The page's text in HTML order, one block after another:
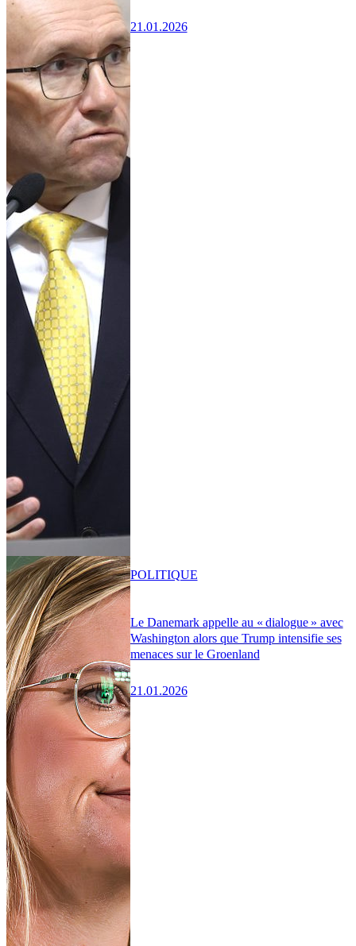
21.01.2026
Le Danemark appelle au « dialogue » avec
Washington alors que Trump intensifie ses
menaces sur le Groenland
21.01.2026
POLITIQUE